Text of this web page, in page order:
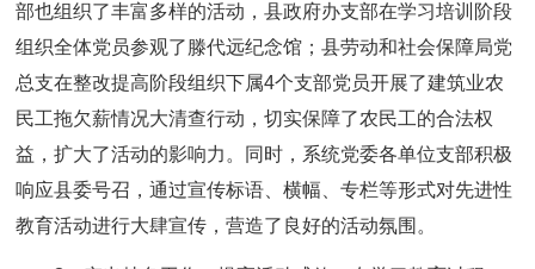
部也组织了丰富多样的活动，县政府办支部在学习培训阶段
组织全体党员参观了滕代远纪念馆；县劳动和社会保障局党
总支在整改提高阶段组织下属4个支部党员开展了建筑业农
民工拖欠薪情况大清查行动，切实保障了农民工的合法权
益，扩大了活动的影响力。同时，系统党委各单位支部积极
响应县委号召，通过宣传标语、横幅、专栏等形式对先进性
教育活动进行大肆宣传，营造了良好的活动氛围。